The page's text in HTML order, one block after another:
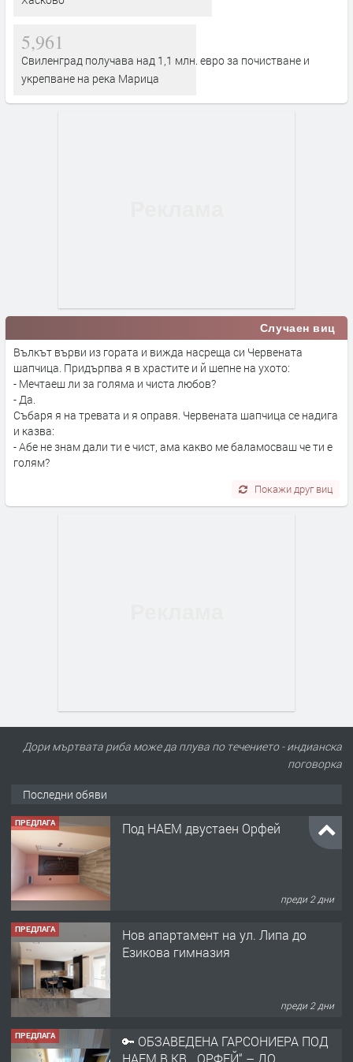
5,961
Свиленград получава над 1,1 млн. евро за почистване и
укрепване на река Марица
Случаен виц
Вълкът върви из гората и вижда насреща си Червената
шапчица. Придърпва я в храстите и й шепне на ухото:
- Мечтаеш ли за голяма и чиста любов?
- Да.
Събаря я на тревата и я оправя. Червената шапчица се надига
и казва:
- Абе не знам дали ти е чист, ама какво ме баламосваш че ти е
голям?
Покажи друг виц
Дори мъртвата риба може да плува по течението - индианска
поговорка
Последни обяви
ПРЕДЛАГА Под НАЕМ двустаен Орфей
преди 2 дни
ПРЕДЛАГА
Нов апартамент на ул. Липа до
Езикова гимназия
преди 2 дни
ПРЕДЛАГА
🔑 ОБЗАВЕДЕНА ГАРСОНИЕРА ПОД
НАЕМ В КВ. „ОРФЕЙ“ – ДО